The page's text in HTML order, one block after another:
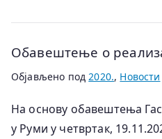
Обавештење о
Објављено под2020., Новости
На основу обавештења
у Руми у четвртак,